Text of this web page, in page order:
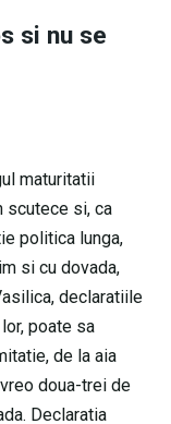
si nu se
maturitatii
scutece si, ca
politica lunga,
si cu dovada,
declaratiile
poate sa
de la aia
doua-trei de
Declaratia